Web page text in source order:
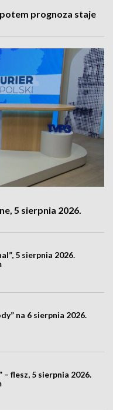
prognoza staje
5 sierpnia 2026.
5 sierpnia 2026.
na 6 sierpnia 2026.
– flesz, 5 sierpnia 2026.